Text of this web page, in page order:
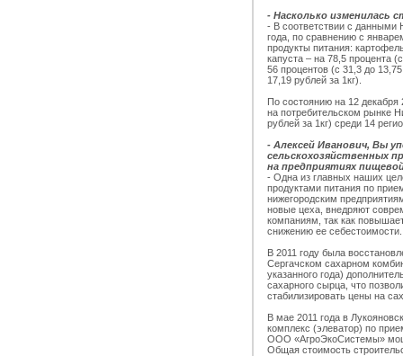
- Насколько изменилась
- В соответствии с данными
года, по сравнению с
продукты питания:
капуста – на 78,5 процента
56 процентов (с 31,3 до
17,19 рублей за 1кг).
По состоянию на 12 декабря
на потребительском рынке
рублей за 1кг) среди 14
- Алексей Иванович, Вы
сельскохозяйственных
на предприятиях
- Одна из главных наших
продуктами питания по
нижегородским
новые цеха, внедряют
компаниям, так как
снижению ее себестоимости.
В 2011 году была
Сергачском сахарном
указанного года)
сахарного сырца, что
стабилизировать цены на
В мае 2011 года в
комплекс (элеватор) по
ООО «АгроЭкоСистемы»
Общая стоимость